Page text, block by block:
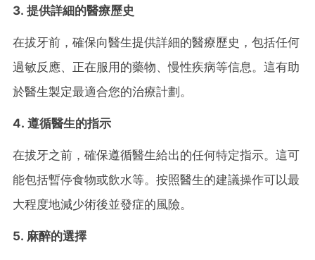
3. 提供詳細的醫療歷史
在拔牙前，確保向醫生提供詳細的醫療歷史，包括任何
過敏反應、正在服用的藥物、慢性疾病等信息。這有助
於醫生製定最適合您的治療計劃。
4. 遵循醫生的指示
在拔牙之前，確保遵循醫生給出的任何特定指示。這可
能包括暫停食物或飲水等。按照醫生的建議操作可以最
大程度地減少術後並發症的風險。
5. 麻醉的選擇